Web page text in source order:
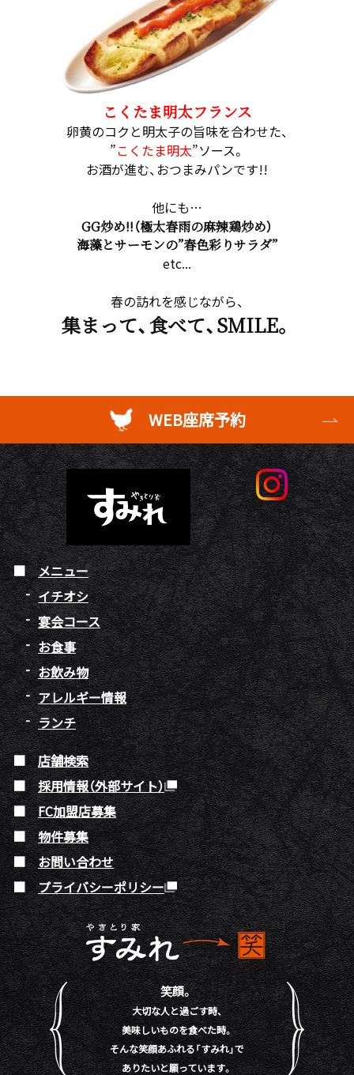
こくたま明太フランス
卵黄のコクと明太子の旨味を合わせた、
”こくたま明太”ソース。
お酒が進む、おつまみパンです!!
他にも…
GG炒め!!（極太春雨の麻辣鶏炒め）
海藻とサーモンの”春色彩りサラダ”
etc...
春の訪れを感じながら、
集まって、食べて、SMILE。
WEB座席予約
メニュー
イチオシ
宴会コース
お食事
お飲み物
アレルギー情報
ランチ
店舗検索
採用情報（外部サイト）
FC加盟店募集
物件募集
お問い合わせ
プライバシーポリシー
笑顔。
大切な人と過ごす時、
美味しいものを食べた時。
そんな笑顔あふれる「すみれ」で
ありたいと願っています。